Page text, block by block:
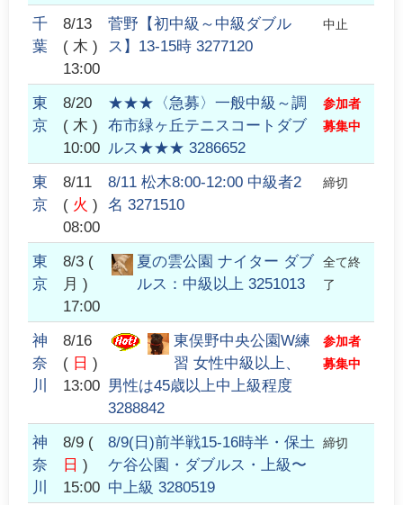
千
葉
8/13
( 木 )
13:00
菅野【初中級～中級ダブル
ス】13-15時 3277120
中止
東
京
8/20
( 木 )
10:00
★★★〈急募〉一般中級～調
布市緑ヶ丘テニスコートダブ
ルス★★★ 3286652
参加者
募集中
東
京
8/11
( 火 )
08:00
8/11 松木8:00-12:00 中級者2
名 3271510
締切
東
京
8/3(
月 )
17:00
夏の雲公園 ナイター ダブ
ルス：中級以上 3251013
全て終
了
神
奈
川
8/16
( 日 )
13:00
東俣野中央公園W練
習 女性中級以上、
男性は45歳以上中上級程度
3288842
参加者
募集中
神
奈
川
8/9 (
日 )
15:00
8/9(日)前半戦15-16時半・保土
ケ谷公園・ダブルス・上級〜
中上級 3280519
締切